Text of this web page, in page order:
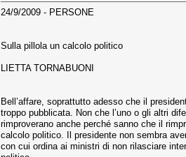
24/9/2009 - PERSONE
Sulla pillola un calcolo politico
LIETTA TORNABUONI
Bell’affare, soprattutto adesso che il
troppo pubblicata. Non che l’uno o gli altri
rimproverano anche perché sanno che il
calcolo politico. Il presidente non sembra
con cui ordina ai ministri di non rilasciare